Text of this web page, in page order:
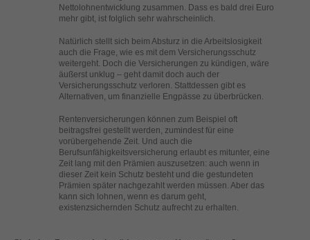
Nettolohnentwicklung zusammen. Dass es bald drei Euro
mehr gibt, ist folglich sehr wahrscheinlich.
Natürlich stellt sich beim Absturz in die Arbeitslosigkeit
auch die Frage, wie es mit dem Versicherungsschutz
weitergeht. Doch die Versicherungen zu kündigen, wäre
äußerst unklug – geht damit doch auch der
Versicherungsschutz verloren. Stattdessen gibt es
Alternativen, um finanzielle Engpässe zu überbrücken.
Rentenversicherungen können zum Beispiel oft
beitragsfrei gestellt werden, zumindest für eine
vorübergehende Zeit. Und auch die
Berufsunfähigkeitsversicherung erlaubt es mitunter, eine
Zeit lang mit den Prämien auszusetzen: auch wenn in
dieser Zeit kein Schutz besteht und die gestundeten
Prämien später nachgezahlt werden müssen. Aber das
kann sich lohnen, wenn es darum geht,
existenzsichernden Schutz aufrecht zu erhalten.
helfen, diese Website und Ihre Erfahrung zu verbessern.
Personenbezogene Daten können verarbeitet werden (z. B. IP-
Anzeigen- und Inhaltsmessung. Weitere Informationen über die
Verwendung Ihrer Daten finden Sie in unserer
Datenschutzerklärung.
Hier finden Sie eine Übersicht über alle verwendeten Cookies. Sie
können Ihre Einwilligung zu ganzen Kategorien geben oder sich
Cookies auswählen.
Alle akzeptieren Speichern
Zurück Nur essenzielle Cookies akzeptieren
Datenschutzeinstellungen
Essenziell (1)